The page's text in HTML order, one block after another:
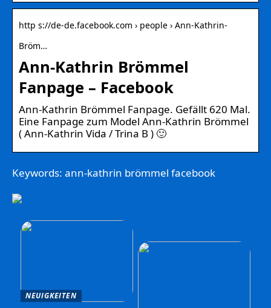
http s://de-de.facebook.com › people › Ann-Kathrin-
Bröm…
Ann-Kathrin Brömmel
Fanpage – Facebook
Ann-Kathrin Brömmel Fanpage. Gefällt 620 Mal.
Eine Fanpage zum Model Ann-Kathrin Brömmel
( Ann-Kathrin Vida / Trina B ) 🙂
Keywords: ann-kathrin brömmel facebook
NEUIGKEITEN